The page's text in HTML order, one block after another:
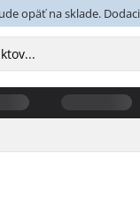
opäť na sklade.